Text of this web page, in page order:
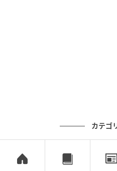
いこうと心に刻みました。
著者：桜木唯／20代女性・
カテゴ